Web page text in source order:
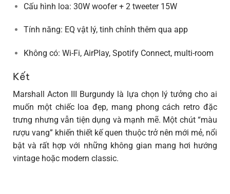
Cấu hình loa: 30W woofer + 2 tweeter 15W
Tính năng: EQ vật lý, tinh chỉnh thêm qua app
Không có: Wi-Fi, AirPlay, Spotify Connect, multi-room
Kết
Marshall Acton III Burgundy là lựa chọn lý tưởng cho ai
muốn một chiếc loa đẹp, mang phong cách retro đặc
trưng nhưng vẫn tiện dụng và mạnh mẽ. Một chút “màu
rượu vang” khiến thiết kế quen thuộc trở nên mới mẻ, nổi
bật và rất hợp với những không gian mang hơi hướng
vintage hoặc modern classic.